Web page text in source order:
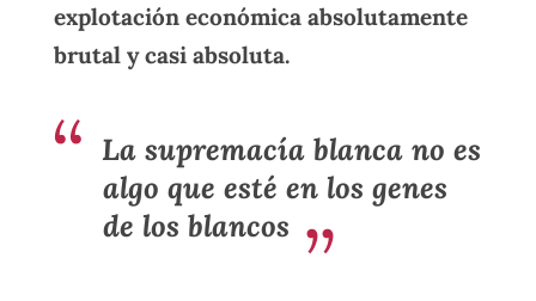
explotación económica absolutamente
brutal y casi absoluta.
La supremacía blanca no es
algo que esté en los genes
de los blancos